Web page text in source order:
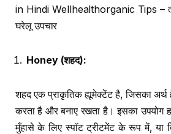
in Hindi Wellhealthorganic Tips –
घरेलू उपचार
Honey (शहद):
शहद एक प्राकृतिक ह्यूमेक्टेंट है, जिसका अर्थ
करता है और बनाए रखता है। इसका उपयोग
मुँहासे के लिए स्पॉट ट्रीटमेंट के रूप में, या